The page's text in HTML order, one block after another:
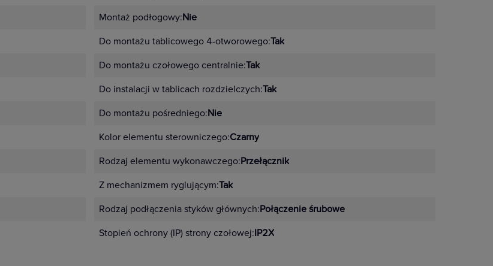
Montaż podłogowy:Nie
Do montażu tablicowego 4-otworowego:Tak
Do montażu czołowego centralnie:Tak
Do instalacji w tablicach rozdzielczych:Tak
Do montażu pośredniego:Nie
Kolor elementu sterowniczego:Czarny
Rodzaj elementu wykonawczego:Przełącznik
Z mechanizmem ryglującym:Tak
Rodzaj podłączenia styków głównych:Połączenie śrubowe
Stopień ochrony (IP) strony czołowej:IP2X